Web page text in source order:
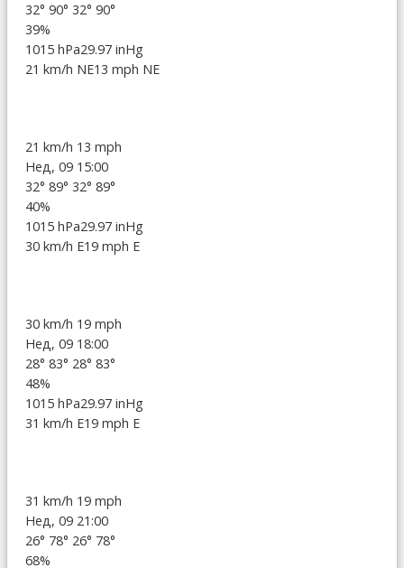
32° 90° 32° 90°
39%
1015 hPa29.97 inHg
21 km/h NE13 mph NE
21 km/h 13 mph
Нед, 09 15:00
32° 89° 32° 89°
40%
1015 hPa29.97 inHg
30 km/h E19 mph E
30 km/h 19 mph
Нед, 09 18:00
28° 83° 28° 83°
48%
1015 hPa29.97 inHg
31 km/h E19 mph E
31 km/h 19 mph
Нед, 09 21:00
26° 78° 26° 78°
68%